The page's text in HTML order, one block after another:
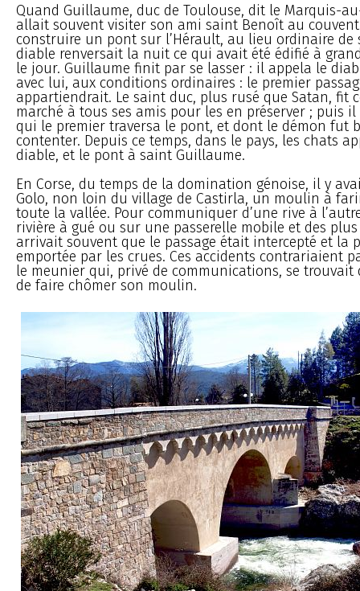
Quand Guillaume, duc de Toulouse, dit le Marquis-
allait souvent visiter son ami saint Benoît au couvent
construire un pont sur l’Hérault, au lieu ordinaire de
diable renversait la nuit ce qui avait été édifié à
le jour. Guillaume finit par se lasser : il appela le
avec lui, aux conditions ordinaires : le premier
appartiendrait. Le saint duc, plus rusé que Satan, fit
marché à tous ses amis pour les en préserver ; puis
qui le premier traversa le pont, et dont le démon fut
contenter. Depuis ce temps, dans le pays, les chats
diable, et le pont à saint Guillaume.
En Corse, du temps de la domination génoise, il y
Golo, non loin du village de Castirla, un moulin à
toute la vallée. Pour communiquer d’une rive à
rivière à gué ou sur une passerelle mobile et des
arrivait souvent que le passage était intercepté et la
emportée par les crues. Ces accidents contrariaient
le meunier qui, privé de communications, se trouvait
de faire chômer son moulin.